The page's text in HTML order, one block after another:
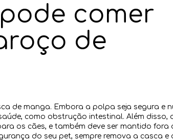
comer
de
de manga. Embora a polpa seja segura e
como obstrução intestinal. Além disso,
os cães, e também deve ser mantido fora
do seu pet, sempre remova a casca e